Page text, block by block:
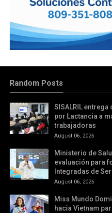
Random Posts
SISALRIL entrega
por Lactancia a
trabajadoras
August 06, 2026
Ministerio de
evaluación para
Integradas de
August 06, 2026
Miss Mundo
hacia Vietnam